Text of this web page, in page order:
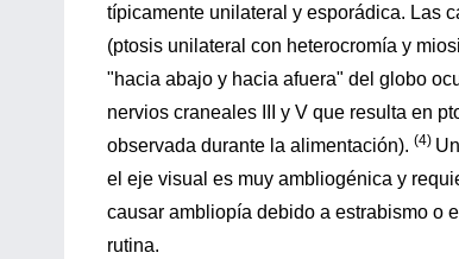
típicamente unilateral y esporádica. Las
(ptosis unilateral con heterocromía y
"hacia abajo y hacia afuera" del globo
nervios craneales III y V que resulta en
observada durante la alimentación). (4)
el eje visual es muy ambliogénica y
causar ambliopía debido a estrabismo o
rutina.